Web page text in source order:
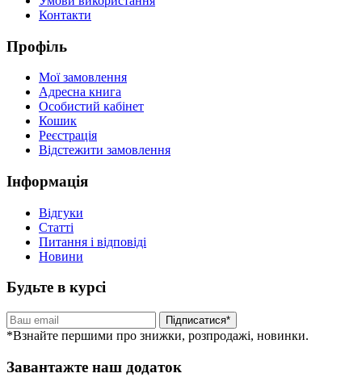
Контакти
Профіль
Мої замовлення
Адресна книга
Особистий кабінет
Кошик
Реєстрація
Відстежити замовлення
Інформація
Відгуки
Статті
Питання і відповіді
Новини
Будьте в курсі
Підписатися*
*Взнайте першими про знижки, розпродажі, новинки.
Завантажте наш додаток